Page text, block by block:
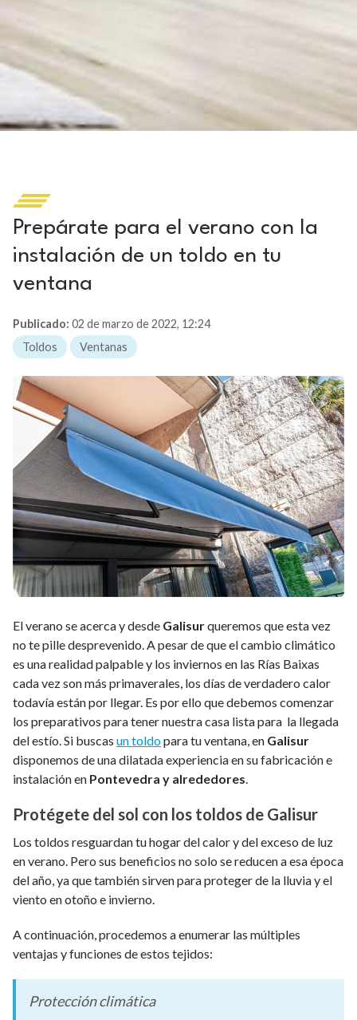
Prepárate para el verano con la
instalación de un toldo en tu
ventana
Publicado: 02 de marzo de 2022, 12:24
Toldos
Ventanas
El verano se acerca y desde Galisurqueremos que esta vez
no te pille desprevenido. A pesar de que el cambio climático
es una realidad palpable y los inviernos en las Rías Baixas
cada vez son más primaverales, los días de verdadero calor
todavía están por llegar. Es por ello que debemos comenzar
los preparativos para tener nuestra casa lista para la llegada
del estío. Si buscas un toldopara tu ventana, en Galisur
disponemos de una dilatada experiencia en su fabricación e
instalación en Pontevedra y alrededores.
Protégete del sol con los toldos de Galisur
Los toldos resguardan tu hogar del calor y del exceso de luz
en verano. Pero sus beneficios no solo se reducen a esa época
del año, ya que también sirven para proteger de la lluvia y el
viento en otoño e invierno.
A continuación, procedemos a enumerar las múltiples
ventajas y funciones de estos tejidos:
Protección climática